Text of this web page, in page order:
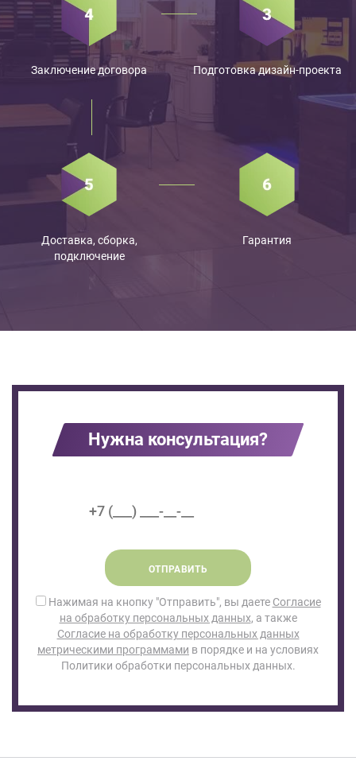
Подготовка дизайн-проекта
Заключение договора
Доставка, сборка,
подключение
Гарантия
Нужна консультация?
ОТПРАВИТЬ
Нажимая на кнопку "Отправить", вы даете Согласие
на обработку персональных данных, а также
Согласие на обработку персональных данных
метрическими программами в порядке и на условиях
Политики обработки персональных данных.